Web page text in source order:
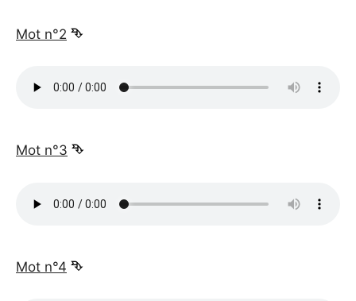
Mot n°2 ⮷
Mot n°3 ⮷
Mot n°4 ⮷